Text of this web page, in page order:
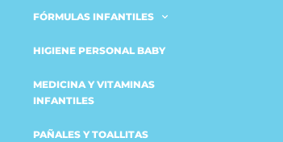
FÓRMULAS INFANTILES
HIGIENE PERSONAL BABY
MEDICINA Y VITAMINAS
INFANTILES
PAÑALES Y TOALLITAS